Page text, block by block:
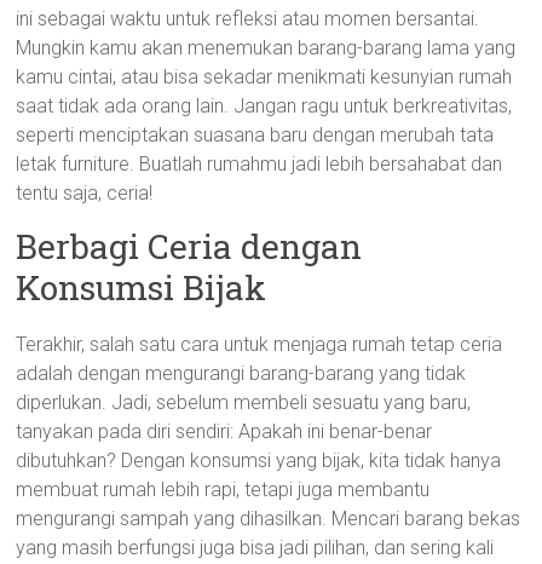
ini sebagai waktu untuk refleksi atau momen bersantai.
Mungkin kamu akan menemukan barang-barang lama yang
kamu cintai, atau bisa sekadar menikmati kesunyian rumah
saat tidak ada orang lain. Jangan ragu untuk berkreativitas,
seperti menciptakan suasana baru dengan merubah tata
letak furniture. Buatlah rumahmu jadi lebih bersahabat dan
tentu saja, ceria!
Berbagi Ceria dengan
Konsumsi Bijak
Terakhir, salah satu cara untuk menjaga rumah tetap ceria
adalah dengan mengurangi barang-barang yang tidak
diperlukan. Jadi, sebelum membeli sesuatu yang baru,
tanyakan pada diri sendiri: Apakah ini benar-benar
dibutuhkan? Dengan konsumsi yang bijak, kita tidak hanya
membuat rumah lebih rapi, tetapi juga membantu
mengurangi sampah yang dihasilkan. Mencari barang bekas
yang masih berfungsi juga bisa jadi pilihan, dan sering kali